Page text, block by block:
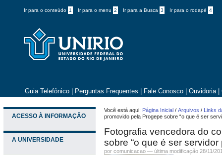
Ir para o conteúdo 1 Ir para o menu 2 Ir para a Busca 3 Ir para o rodapé 4
Guia Telefônico Perguntas Frequentes Fale Conosco Ouvidoria
ACESSO À INFORMAÇÃO
A UNIVERSIDADE
Você está aqui: Página Inicial /Arquivos / Links
promovido pela Progepe sobre “o que é ser
Fotografia vencedora do
sobre “o que é ser
por comunicacao —última modificação 28/11/